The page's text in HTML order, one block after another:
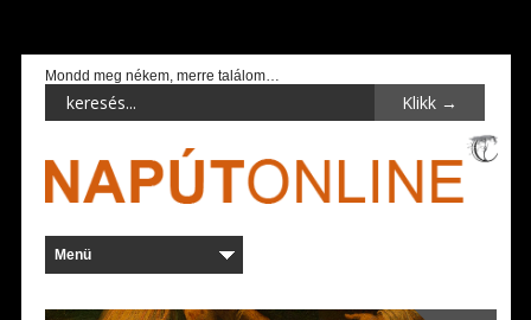
Mondd meg nékem, merre találom…